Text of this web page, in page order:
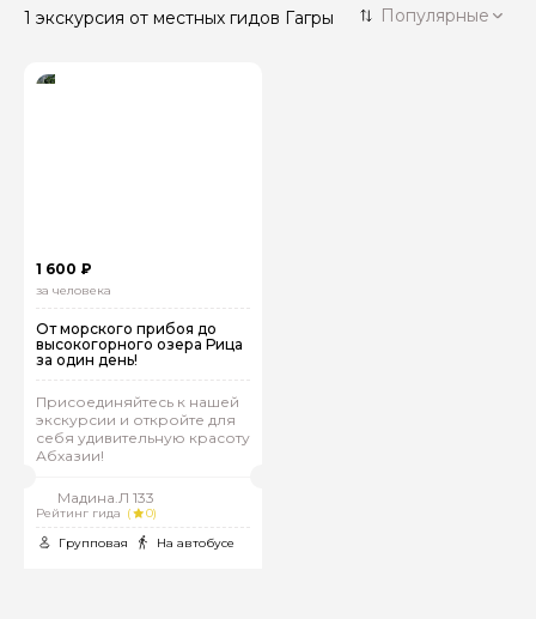
Санкт-Петербург 50 экскурсий
Россия
1 экскурсия от местных гидов Гагры Популярные
1 600 ₽
за человека
От морского прибоя до
высокогорного озера Рица
за один день!
Присоединяйтесь к нашей
экскурсии и откройте для
себя удивительную красоту
Абхазии!
Мадина.Л 133
Рейтинг гида (
0)
Групповая
На автобусе